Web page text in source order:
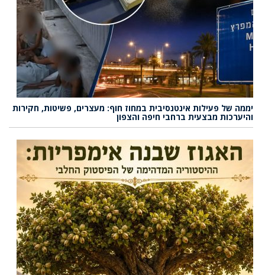
יממה של פעילות אינטנסיבית במחוז חוף: מעצרים, פשיטות, חקירות
והיערכות מבצעית ברחבי חיפה והצפון